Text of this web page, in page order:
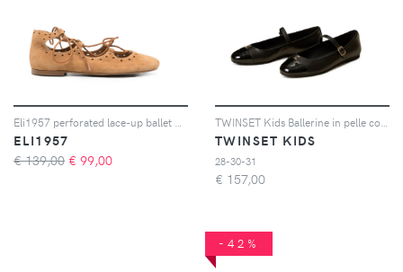
ELI1957
€ 139,00 € 99,00
TWINSET KIDS
28-30-31
€ 157,00
-42%